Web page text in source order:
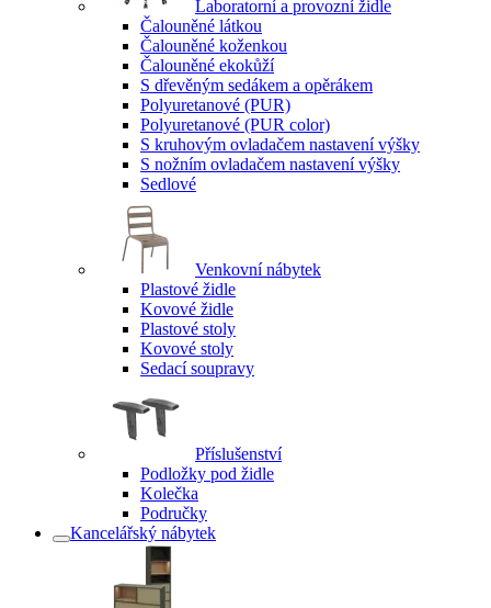
Laboratorní a provozní židle
Čalouněné látkou
Čalouněné koženkou
Čalouněné ekokůží
S dřevěným sedákem a opěrákem
Polyuretanové (PUR)
Polyuretanové (PUR color)
S kruhovým ovladačem nastavení výšky
S nožním ovladačem nastavení výšky
Sedlové
Venkovní nábytek
Plastové židle
Kovové židle
Plastové stoly
Kovové stoly
Sedací soupravy
Příslušenství
Podložky pod židle
Kolečka
Područky
Kancelářský nábytek